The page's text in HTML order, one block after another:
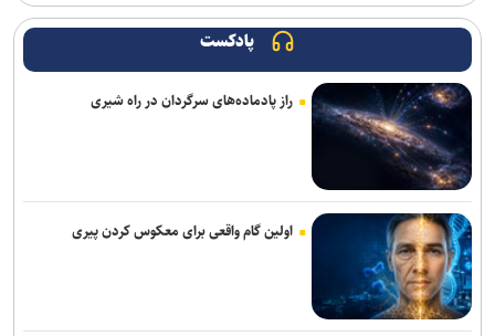
هدف‌گذاری پرداخت ۳۰ هزار وام اشتغال تا پایان سال/ تشکیل بانک
مشاغل ایثارگران در دستور کار است
خبرنگاران در خط مقدم جنگ روایت‌ها قرار دارند
خبرنگار؛ روایتگر روز‌هایی که از سر گذراندیم و فردایی که پیش رو داریم
فیلم مرموز ونیز به‌دلیل «ملاحظات امنیتی» از اعلام رسمی جا ماند
«مرد عنکبوتی: یک روز تازه» در آستانه فتح رکوردهای تازه؛ «اودیسه» از
یک میلیارد دلار گذشت
«زنده‌شور» و «استخر» همچنان می‌تازند/ مجموع فروش هفتگی دو فیلم،
۱۳ برابر ۶ فیلم دیگر! + جدول فروش
پادکست
راز پادماده‌های سرگردان در راه شیری
اولین گام واقعی برای معکوس کردن پیری